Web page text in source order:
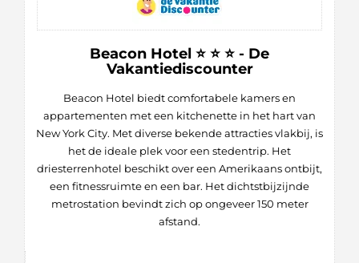
Beacon Hotel ⭐ ⭐ ⭐ - De
Vakantiediscounter
Beacon Hotel biedt comfortabele kamers en
appartementen met een kitchenette in het hart van
New York City. Met diverse bekende attracties vlakbij, is
het de ideale plek voor een stedentrip. Het
driesterrenhotel beschikt over een Amerikaans ontbijt,
een fitnessruimte en een bar. Het dichtstbijzijnde
metrostation bevindt zich op ongeveer 150 meter
afstand.